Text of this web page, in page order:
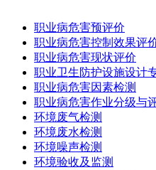
职业病危害预评价
职业病危害控制效果评
职业病危害现状评价
职业卫生防护设施设计
职业病危害因素检测
职业病危害作业分级与
环境废气检测
环境废水检测
环境噪声检测
环境验收及监测